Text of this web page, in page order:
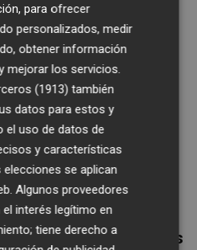
con vehículos a las
i aumenta más la
tendrá el
enParque
establecimientos
Sin Ruido
más atención
están peatonalizadas
para ofrecer
personalizados, medir
obtener información
mejorar los servicios.
(1913) también
datos para estos y
el uso de datos de
y características
se aplican
Algunos proveedores
interés legítimo en
tiene derecho a